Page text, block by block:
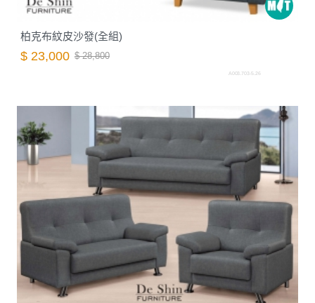
柏克布紋皮沙發(全組)
$ 23,000 $ 28,800
A003.703-5.26